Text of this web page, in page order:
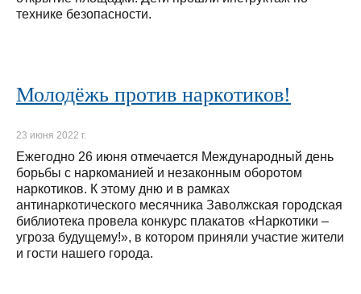
технике безопасности.
Молодёжь против наркотиков!
23 июня 2022 г.
Ежегодно 26 июня отмечается Международный день
борьбы с наркоманией и незаконным оборотом
наркотиков. К этому дню и в рамках
антинаркотического месячника Заволжская городская
библиотека провела конкурс плакатов «Наркотики –
угроза будущему!», в котором приняли участие жители
и гости нашего города.